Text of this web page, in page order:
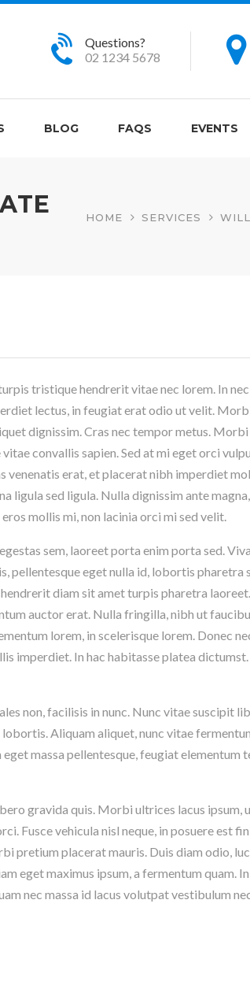
Questions?
02 1234 5678
BLOG FAQS EVENTS
HOME SERVICES
tristique hendrerit vitae nec lorem. In
lectus, in feugiat erat odio ut velit.
dignissim. Cras nec tempor metus. Morbi
convallis sapien. Sed at mi eget orci
venenatis erat, et placerat nibh imperdiet
ligula sed ligula. Nulla dignissim ante
mollis mi, non lacinia orci mi sed velit.
sem, laoreet porta enim porta sed.
pellentesque eget nulla id, lobortis pharetra
diam sit amet turpis pharetra laoreet.
auctor erat. Nulla fringilla, nibh ut
lorem, in scelerisque lorem. Donec
imperdiet. In hac habitasse platea dictumst.
non, facilisis in nunc. Nunc vitae suscipit
Aliquam aliquet, nunc vitae
massa pellentesque, feugiat elementum
gravida quis. Morbi ultrices lacus ipsum,
Fusce vehicula nisl neque, in posuere est
pretium placerat mauris. Duis diam odio,
eget maximus ipsum, a fermentum quam.
nec massa id lacus volutpat vestibulum